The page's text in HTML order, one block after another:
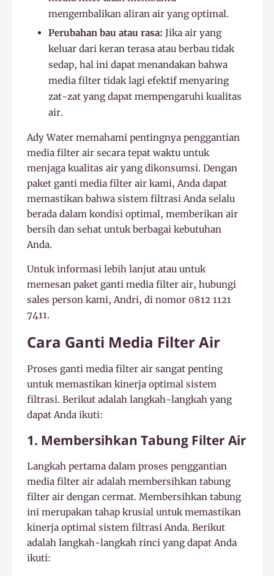
mengembalikan aliran air yang optimal.
Perubahan bau atau rasa: Jika air yang
keluar dari keran terasa atau berbau tidak
sedap, hal ini dapat menandakan bahwa
media filter tidak lagi efektif menyaring
zat-zat yang dapat mempengaruhi kualitas
air.
Ady Water memahami pentingnya penggantian
media filter air secara tepat waktu untuk
menjaga kualitas air yang dikonsumsi. Dengan
paket ganti media filter air kami, Anda dapat
memastikan bahwa sistem filtrasi Anda selalu
berada dalam kondisi optimal, memberikan air
bersih dan sehat untuk berbagai kebutuhan
Anda.
Untuk informasi lebih lanjut atau untuk
memesan paket ganti media filter air, hubungi
sales person kami, Andri, di nomor 0812 1121
7411.
Cara Ganti Media Filter Air
Proses ganti media filter air sangat penting
untuk memastikan kinerja optimal sistem
filtrasi. Berikut adalah langkah-langkah yang
dapat Anda ikuti:
1. Membersihkan Tabung Filter Air
Langkah pertama dalam proses penggantian
media filter air adalah membersihkan tabung
filter air dengan cermat. Membersihkan tabung
ini merupakan tahap krusial untuk memastikan
kinerja optimal sistem filtrasi Anda. Berikut
adalah langkah-langkah rinci yang dapat Anda
ikuti: